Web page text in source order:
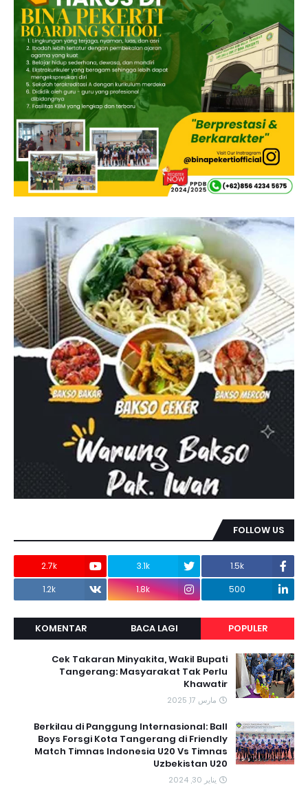
FOLLOW US
1.5k
3.1k
2.7k
500
1.8k
1.2k
POPULER
BACA LAGI
KOMENTAR
Cek Takaran Minyakita, Wakil Bupati
Tangerang: Masyarakat Tak Perlu
Khawatir
مارس 17, 2025
Berkilau di Panggung Internasional: Ball
Boys Forsgi Kota Tangerang di Friendly
Match Timnas Indonesia U20 Vs Timnas
Uzbekistan U20
يناير 30, 2024